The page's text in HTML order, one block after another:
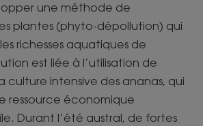
une méthode de
plantes (phyto-dépollution) qui
richesses aquatiques de
est liée à l’utilisation de
culture intensive des ananas, qui
ressource économique
Durant l’été austral, de fortes